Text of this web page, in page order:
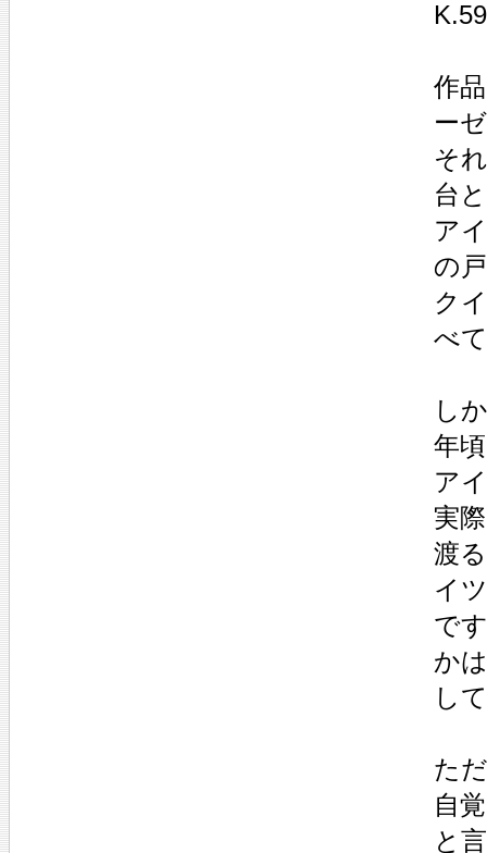
作
ー
そ
台
ア
の
ク
べ
し
年
ア
実
渡
イ
で
か
し
た
自
と